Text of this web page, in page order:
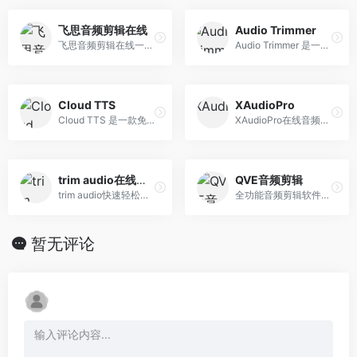
飞思音频剪辑在线
飞思音频剪辑在线一个极速在线音频剪辑软件，你可以直接在浏览器里裁剪，合并，分割你的音频文件。
Audio Trimmer
Audio Trimmer 是一个简单的在线音频和Mp3剪辑器，可让您即时修剪mp3和其他音频文件。 选择您的文件，然后点击“上传”就可以开始使用了。上传的文件保存在一个临 时文件夹中，并在两个小时内会自动从服务器中删除。
Cloud TTS
Cloud TTS 是一款免费的在线语音合成工具，可以将文本文字内容转换成语音进行在线朗读。用户只需在文本框内输入相关文字内容，该在线工具便可以自动将文本转换成自然通顺的语音，支持多种语言，并允许用户调整语音速度、音量等参数，实现文本转语音的快捷转换。其简洁易用的界面、强大的功能和广泛的应用场景，使得它成为非常实用的在线TTS工具之一。
XAudioPro
XAudioPro在线音频编辑器
trim audio在线音频修剪器
trim audio快速轻松地修剪音频文件的最佳工具。，免费使用在线音频修剪器
QVE音频剪辑
全功能音频剪辑软件，支持任意音频格式剪辑、转换，音频合并、背景音乐、变速，麦克风、系统声音录制，音频文件降躁、声音提取，调整音量、视频转音频
暂无评论